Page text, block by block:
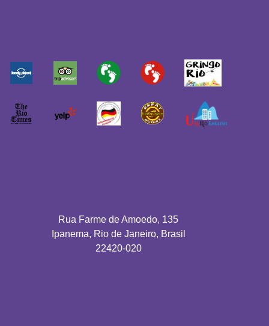
Rua Farme de Amoedo, 135
Ipanema, Rio de Janeiro, Brasil
22420-020